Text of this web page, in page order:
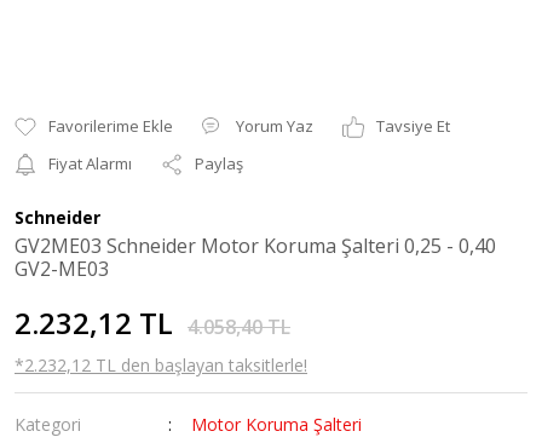
Yorum Yaz
Tavsiye Et
Fiyat Alarmı
Paylaş
Schneider
GV2ME03 Schneider Motor Koruma Şalteri 0,25 - 0,40
GV2-ME03
2.232,12 TL 4.058,40 TL
*2.232,12 TL den başlayan taksitlerle!
Kategori
Motor Koruma Şalteri